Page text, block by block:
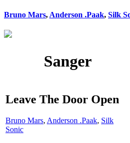
Bruno Mars, Anderson .Paak, Silk
Sanger
Leave The Door Open
Bruno Mars, Anderson .Paak, Silk
Sonic